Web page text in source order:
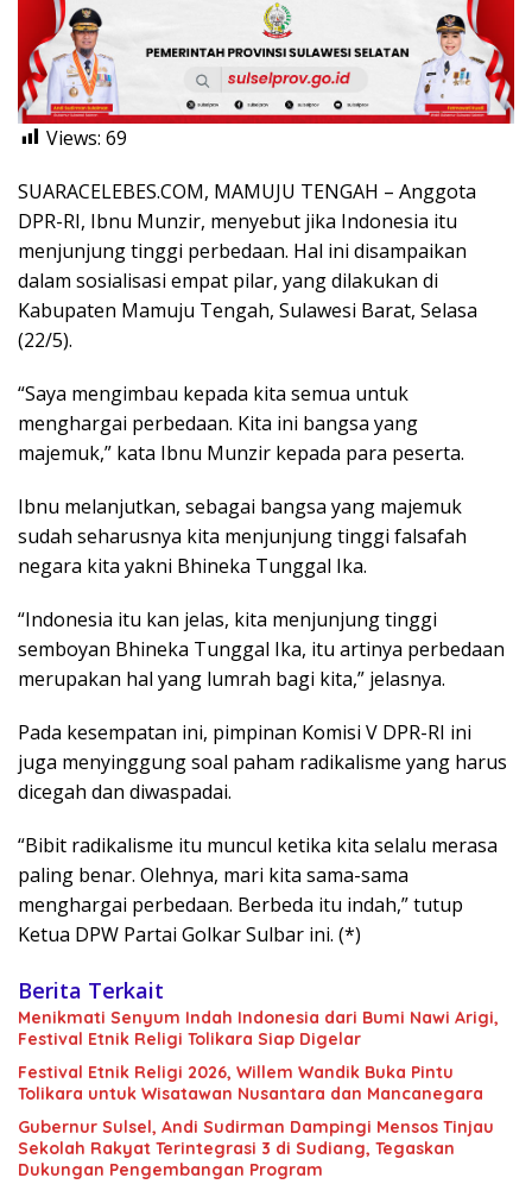
Views: 69
SUARACELEBES.COM, MAMUJU TENGAH – Anggota
DPR-RI, Ibnu Munzir, menyebut jika Indonesia itu
menjunjung tinggi perbedaan. Hal ini disampaikan
dalam sosialisasi empat pilar, yang dilakukan di
Kabupaten Mamuju Tengah, Sulawesi Barat, Selasa
(22/5).
“Saya mengimbau kepada kita semua untuk
menghargai perbedaan. Kita ini bangsa yang
majemuk,” kata Ibnu Munzir kepada para peserta.
Ibnu melanjutkan, sebagai bangsa yang majemuk
sudah seharusnya kita menjunjung tinggi falsafah
negara kita yakni Bhineka Tunggal Ika.
“Indonesia itu kan jelas, kita menjunjung tinggi
semboyan Bhineka Tunggal Ika, itu artinya perbedaan
merupakan hal yang lumrah bagi kita,” jelasnya.
Pada kesempatan ini, pimpinan Komisi V DPR-RI ini
juga menyinggung soal paham radikalisme yang harus
dicegah dan diwaspadai.
“Bibit radikalisme itu muncul ketika kita selalu merasa
paling benar. Olehnya, mari kita sama-sama
menghargai perbedaan. Berbeda itu indah,” tutup
Ketua DPW Partai Golkar Sulbar ini. (*)
Berita Terkait
Menikmati Senyum Indah Indonesia dari Bumi Nawi Arigi,
Festival Etnik Religi Tolikara Siap Digelar
Festival Etnik Religi 2026, Willem Wandik Buka Pintu
Tolikara untuk Wisatawan Nusantara dan Mancanegara
Gubernur Sulsel, Andi Sudirman Dampingi Mensos Tinjau
Sekolah Rakyat Terintegrasi 3 di Sudiang, Tegaskan
Dukungan Pengembangan Program